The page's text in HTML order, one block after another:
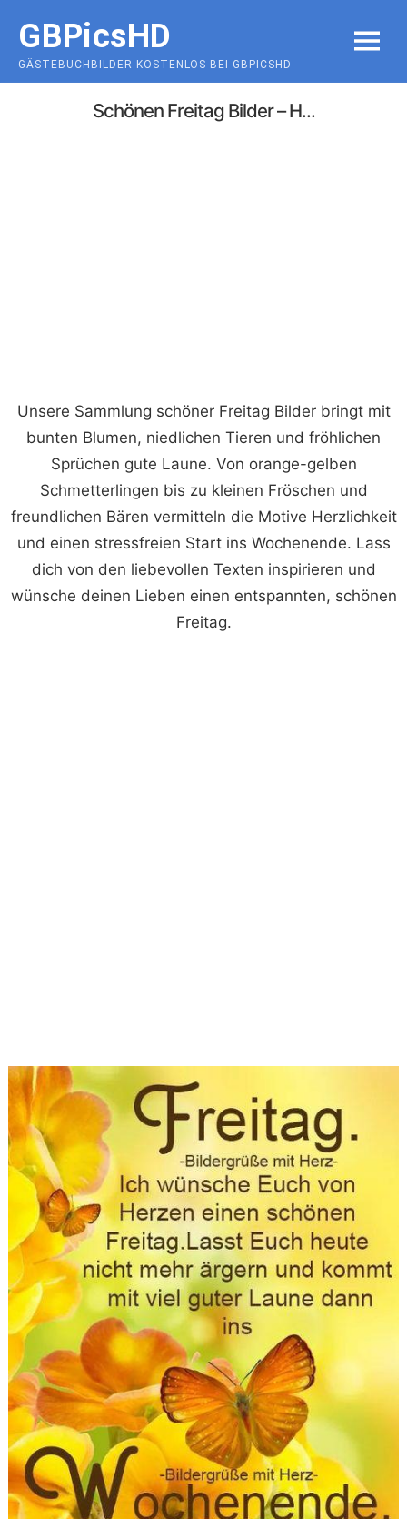
content
GBPicsHD
GÄSTEBUCHBILDER KOSTENLOS BEI GBPICSHD
MENU
Schönen Freitag Bilder – H...
Unsere Sammlung schöner Freitag Bilder bringt mit
bunten Blumen, niedlichen Tieren und fröhlichen
Sprüchen gute Laune. Von orange-gelben
Schmetterlingen bis zu kleinen Fröschen und
freundlichen Bären vermitteln die Motive Herzlichkeit
und einen stressfreien Start ins Wochenende. Lass
dich von den liebevollen Texten inspirieren und
wünsche deinen Lieben einen entspannten, schönen
Freitag.